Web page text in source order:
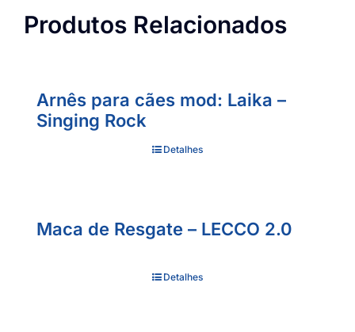
Produtos Relacionados
Arnês para cães mod: Laika –
Singing Rock
Detalhes
Maca de Resgate – LECCO 2.0
Detalhes